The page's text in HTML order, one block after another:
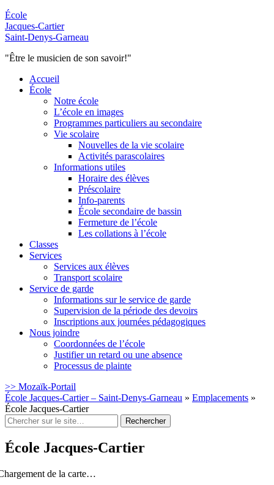
École
Jacques-Cartier
Saint-Denys-Garneau
"Être le musicien de son savoir!"
Accueil
École
Notre école
L’école en images
Programmes particuliers au secondaire
Vie scolaire
Nouvelles de la vie scolaire
Activités parascolaires
Informations utiles
Horaire des élèves
Préscolaire
Info-parents
École secondaire de bassin
Fermeture de l’école
Les collations à l’école
Classes
Services
Services aux élèves
Transport scolaire
Service de garde
Informations sur le service de garde
Supervision de la période des devoirs
Inscriptions aux journées pédagogiques
Nous joindre
Coordonnées de l’école
Justifier un retard ou une absence
Processus de plainte
>> Mozaïk-Portail
École Jacques-Cartier – Saint-Denys-Garneau » Emplacements »
École Jacques-Cartier
Rechercher
:
École Jacques-Cartier
de la carte…